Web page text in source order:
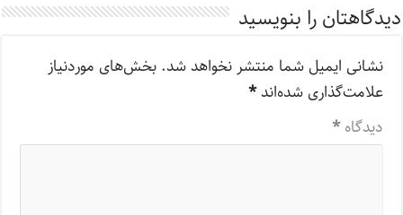
دیدگاهتان را بنویسید
نشانی ایمیل شما منتشر نخواهد شد. بخش‌های موردنیاز
علامت‌گذاری شده‌اند*
دیدگاه*